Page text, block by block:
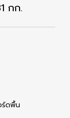
กก.
ร์ดพื้น